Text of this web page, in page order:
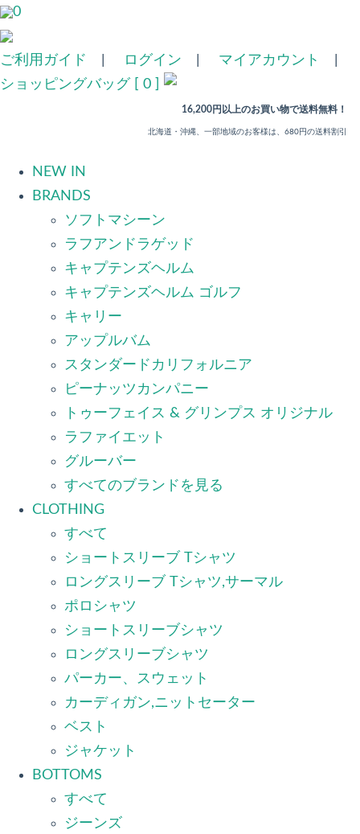
0
ご利用ガイド ログイン マイアカウント
ショッピングバッグ [ 0 ]
16,200円以上のお買い物で送料無料！
北海道・沖縄、一部地域のお客様は、680円の送料割引
NEW IN
BRANDS
ソフトマシーン
ラフアンドラゲッド
キャプテンズヘルム
キャプテンズヘルム ゴルフ
キャリー
アップルバム
スタンダードカリフォルニア
ピーナッツカンパニー
トゥーフェイス & グリンプス オリジナル
ラファイエット
グルーバー
すべてのブランドを見る
CLOTHING
すべて
ショートスリーブ Tシャツ
ロングスリーブ Tシャツ,サーマル
ポロシャツ
ショートスリーブシャツ
ロングスリーブシャツ
パーカー、スウェット
カーディガン,ニットセーター
ベスト
ジャケット
BOTTOMS
すべて
ジーンズ